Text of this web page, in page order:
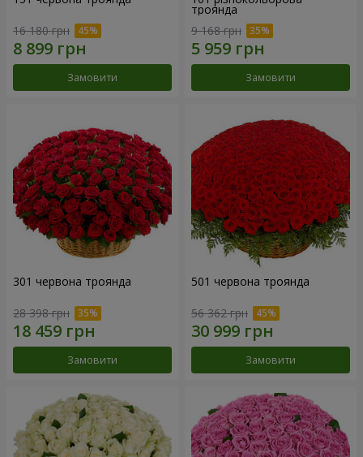
16 180 грн
Замовити
троянда
9 168 грн
Замовити
301 червона троянда
28 398 грн
Замовити
501 червона троянда
56 362 грн
Замовити